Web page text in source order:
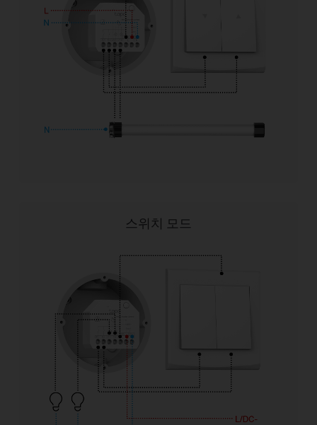
스위치 모드